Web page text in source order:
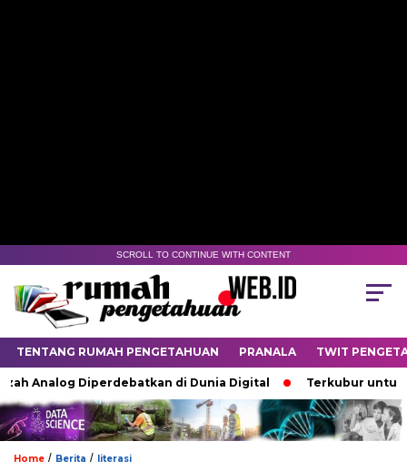
SCROLL TO CONTINUE WITH CONTENT
TENTANG RUMAH PENGETAHUAN PRANALA TWIT
Analog Diperdebatkan di Dunia Digital Terkubur untuk
Home / Berita / literasi